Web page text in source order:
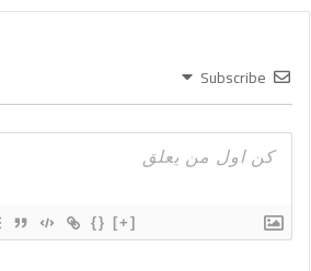
Subscribe
{} [+]